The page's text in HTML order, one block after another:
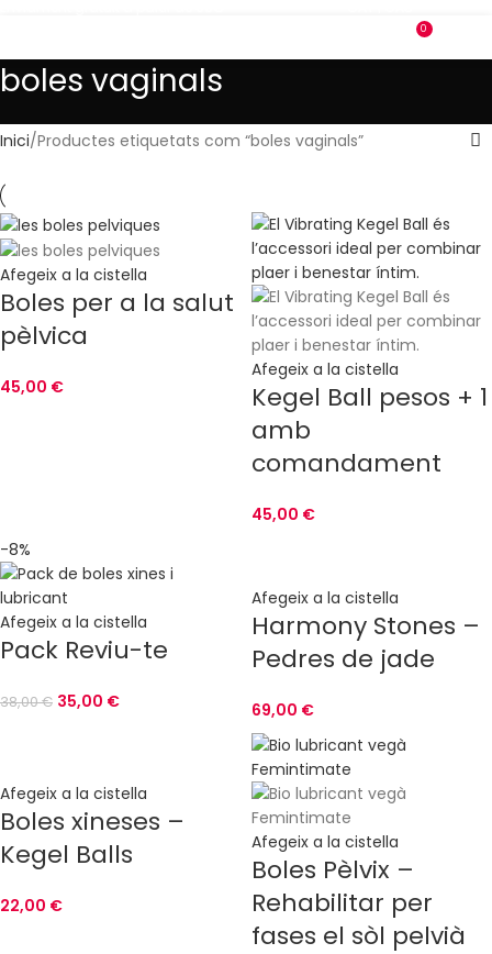
0
boles vaginals
Inici Productes etiquetats com “boles vaginals”
Afegeix a la cistella
Boles per a la salut
pèlvica
45,00 €
Afegeix a la cistella
Kegel Ball pesos + 1
amb
comandament
45,00 €
-8%
Afegeix a la cistella
Pack Reviu-te
38,00€ 35,00 €
Afegeix a la cistella
Harmony Stones –
Pedres de jade
69,00 €
Afegeix a la cistella
Boles xineses –
Kegel Balls
22,00 €
Afegeix a la cistella
Boles Pèlvix –
Rehabilitar per
fases el sòl pelvià